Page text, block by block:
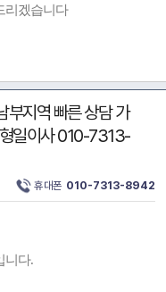
리겠습니다
부지역 빠른 상담 가
일이사 010-7313-
휴대폰 010-7313-8942
니다.